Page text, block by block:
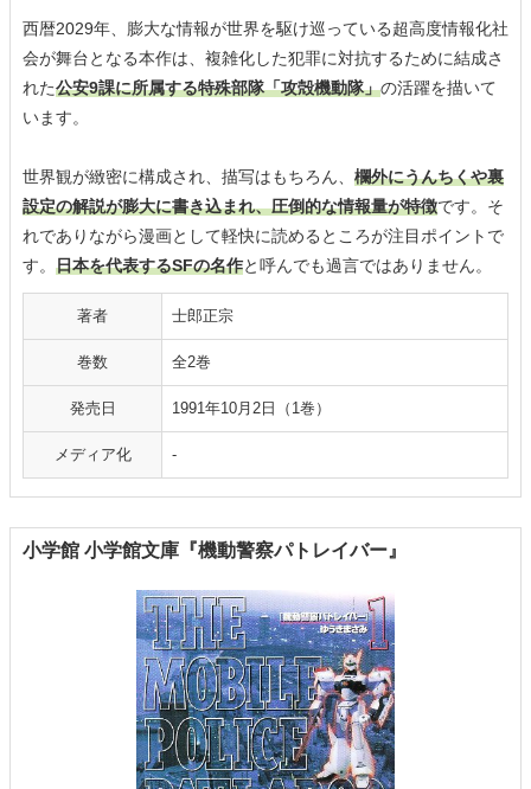
西暦2029年、膨大な情報が世界を駆け巡っている超高度情報化社
会が舞台となる本作は、複雑化した犯罪に対抗するために結成さ
れた公安9課に所属する特殊部隊「攻殻機動隊」の活躍を描いて
います。
世界観が緻密に構成され、描写はもちろん、 欄外にうんちくや裏
設定の解説が膨大に書き込まれ、圧倒的な情報量が特徴です。そ
れでありながら漫画として軽快に読めるところが注目ポイントで
す。 日本を代表するSFの名作と呼んでも過言ではありません。
著者 士郎正宗
巻数 全2巻
発売日 1991年10月2日（1巻）
メディア化 -
小学館 小学館文庫『機動警察パトレイバー』